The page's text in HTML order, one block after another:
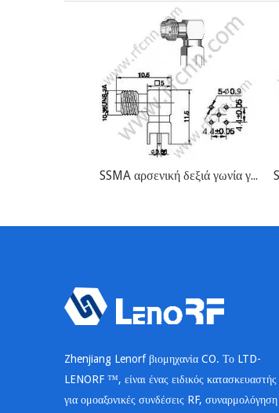
SSMA αρσενική δεξιά γωνία για υποδοχή PCB RF
Zhenjiang Lenorf βιομηχανία CO. Το LTD-
LENORF ™, είναι ένας ειδικός κατασκευαστής
για ομοαξονικές συνδέσεις RF, συναρμολόγηση